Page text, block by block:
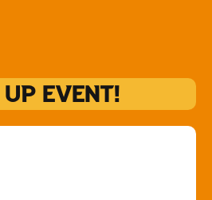
UP EVENT!